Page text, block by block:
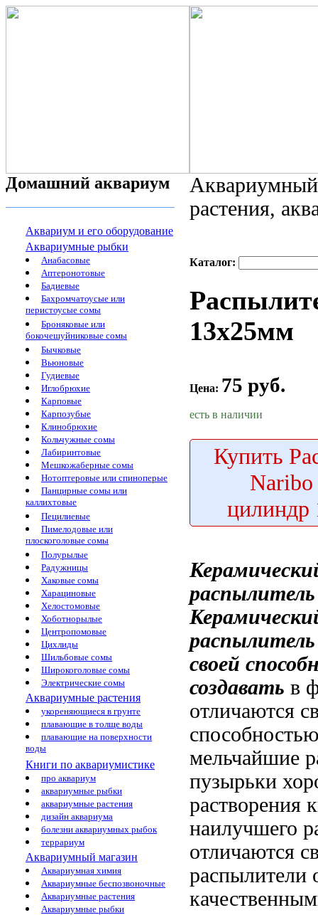
Домашний аквариум
Аквариум и его оборудование
Аквариумные рыбки
Анабасовые
Аптеронотовые
Бадиевые
Бахромчатоусые или
перистоусые сомы
Броняковые или
бокочешуйниковые сомы
Бычковые
Вьюновые
Гудиевые
Иглобрюхие
Карповые
Карпозубые
Клинобрюхие
Кольчужные сомы
Лабиринтовые
Мешкожаберные сомы
Нотоптеровые или спиноперые
Панцирные сомы или
каллихтовые
Пецилиевые
Пимелодовые или
плоскоголовые сомы
Полурылые
Радужницы
Хаковые сомы
Харациновые
Хелостомовые
Хоботнорылые
Центропомовые
Цихлиды
Шильбовые сомы
Широкоголовые сомы
Электрические сомы
Аквариумные растения
укореняющиеся в грунте
плавающие в толще воды
плавающие на поверхности
воды
Книги по аквариумистике
про аквариум
аквариумные рыбки
аквариумные растения
дизайн аквариума
болезни аквариумных рыбок
террариум
Аквариумный магазин
Аквариумная химия
Аквариумные беспозвоночные
Аквариумные растения
Аквариумные рыбки
растения,
Каталог:
13х25мм
Цена: 75 руб.
есть в наличии
Купить
цилиндр
распылитель
своей
создавать в
отличаются
способностью
мельчайшие
пузырьки
растворения
наилучшего
отличаются
распылители